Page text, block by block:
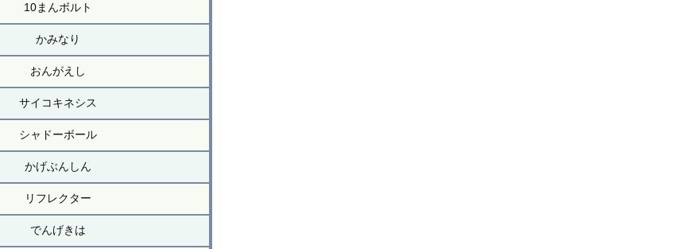
10まんボルト
かみなり
おんがえし
サイコキネシス
シャドーボール
かげぶんしん
リフレクター
でんげきは